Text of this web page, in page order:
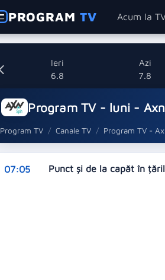
PROGRAMTV Acum la
Ieri
6.8
Azi
7.8
Program TV - luni -
Program TV Canale TV Program TV -
07:05 Punct și de la capăt în